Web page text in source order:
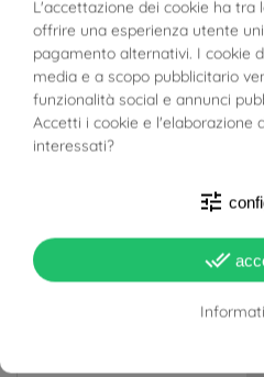
Peso
Totale Carati
Colore Diamante
L'accettazione dei cookie ha tra
offrire una esperienza utente
pagamento alternativi. I cookie
media e a scopo pubblicitario
funzionalità social e annunci
Accetti i cookie e l'elaborazione
interessati?
tune
done_all